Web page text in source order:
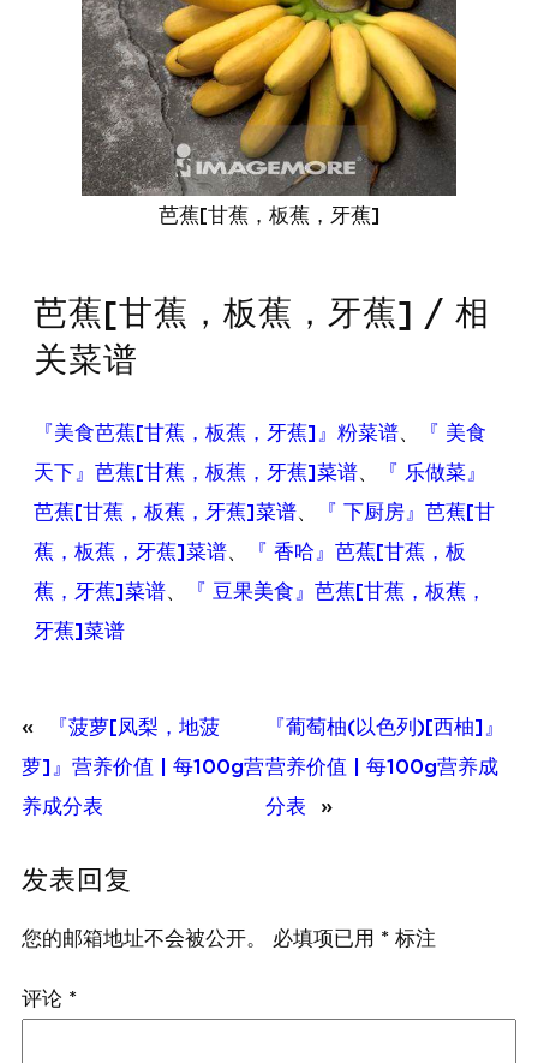
芭蕉[甘蕉，板蕉，牙蕉]
芭蕉[甘蕉，板蕉，牙蕉] / 相
关菜谱
『美食芭蕉[甘蕉，板蕉，牙蕉]』粉菜谱、
『 美食
天下』芭蕉[甘蕉，板蕉，牙蕉]菜谱、
『 乐做菜』
芭蕉[甘蕉，板蕉，牙蕉]菜谱、
『 下厨房』芭蕉[甘
蕉，板蕉，牙蕉]菜谱、
『 香哈』芭蕉[甘蕉，板
蕉，牙蕉]菜谱、
『 豆果美食』芭蕉[甘蕉，板蕉，
牙蕉]菜谱
«
『菠萝[凤梨，地菠
萝]』营养价值 | 每100g营
养成分表
『葡萄柚(以色列)[西柚]』
营养价值 | 每100g营养成
分表
»
发表回复
您的邮箱地址不会被公开。 必填项已用 * 标注
评论 *